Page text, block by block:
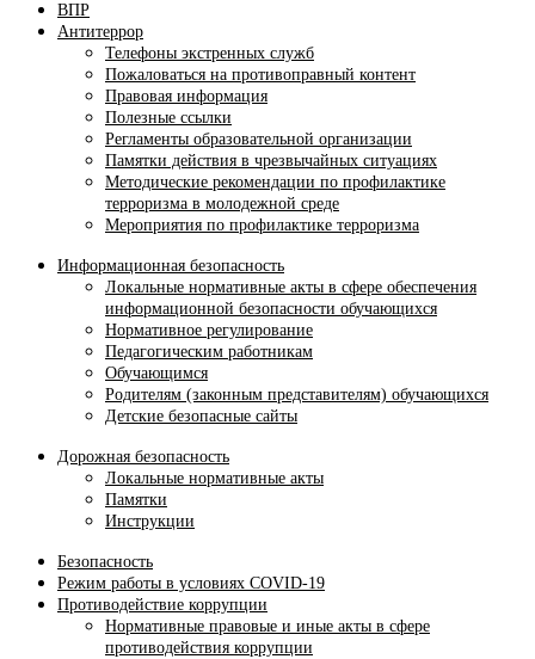
ВПР
Антитеррор
Телефоны экстренных служб
Пожаловаться на противоправный контент
Правовая информация
Полезные ссылки
Регламенты образовательной организации
Памятки действия в чрезвычайных ситуациях
Методические рекомендации по профилактике
терроризма в молодежной среде
Мероприятия по профилактике терроризма
Информационная безопасность
Локальные нормативные акты в сфере обеспечения
информационной безопасности обучающихся
Нормативное регулирование
Педагогическим работникам
Обучающимся
Родителям (законным представителям) обучающихся
Детские безопасные сайты
Дорожная безопасность
Локальные нормативные акты
Памятки
Инструкции
Безопасность
Режим работы в условиях COVID-19
Противодействие коррупции
Нормативные правовые и иные акты в сфере
противодействия коррупции